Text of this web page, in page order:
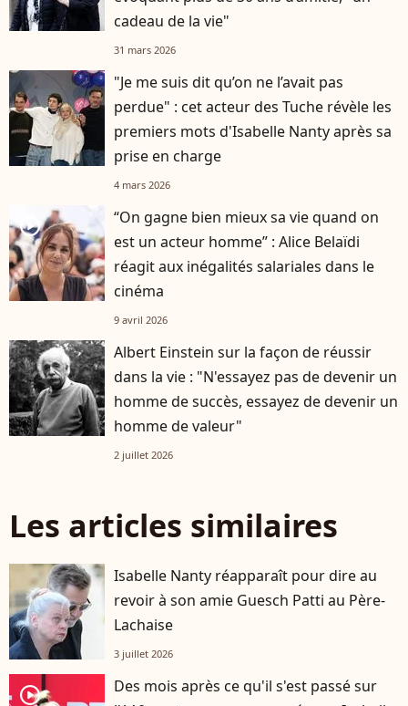
cadeau de la vie"
31 mars 2026
"Je me suis dit qu’on ne l’avait pas
perdue" : cet acteur des Tuche révèle les
premiers mots d'Isabelle Nanty après sa
prise en charge
4 mars 2026
player2
“On gagne bien mieux sa vie quand on
est un acteur homme” : Alice Belaïdi
réagit aux inégalités salariales dans le
cinéma
9 avril 2026
Albert Einstein sur la façon de réussir
dans la vie : "N'essayez pas de devenir un
homme de succès, essayez de devenir un
homme de valeur"
2 juillet 2026
Les articles similaires
Isabelle Nanty réapparaît pour dire au
revoir à son amie Guesch Patti au Père-
Lachaise
3 juillet 2026
player2
Des mois après ce qu'il s'est passé sur